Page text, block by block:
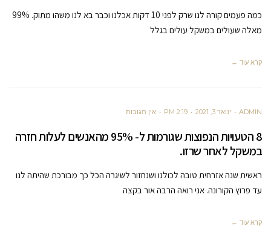
כמה פעמים קורה לנו שרק לפני 10 דקות אכלנו וכבר בא לנו משהו מתוק. 99%
מאלה שעולים במשקל עולים בגלל
קרא עוד ←
ADMIN ינואר 3, 2021 2:19 PM אין תגובות
8 הטעויות הנפוצות שגורמות ל- 95% מהאנשים לעלות חזרה
במשקל לאחר שרזו.
ראשית שנה אזרחית טובה לכולנו ושנחזור לשיגרה הכל כך מבורכת שהיתה לנו
עד פרוץ הקורונה. אני רואה הרבה אור בקצה
קרא עוד ←